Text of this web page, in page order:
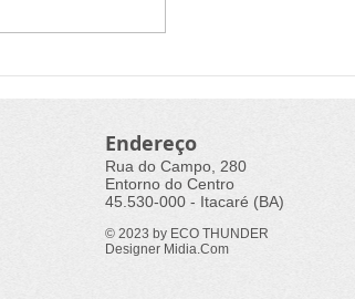
Agroecologia e Produção
Endereço
Rua do Campo, 280
Entorno do Centro
45.530-000 - Itacaré (BA)
© 2023 by ECO THUNDER
Designer Midia.Com